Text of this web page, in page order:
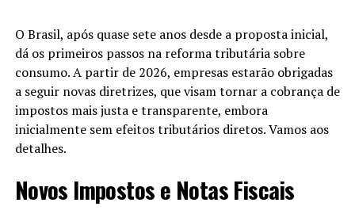
diretrizes para o tratamento de síndromes como
fibromialgia, fadiga crônica e dor regional aguda pelo
Sistema Único de Saúde (SUS). Essa mudança em um
contexto mais amplo demonstra o comprometimento
do governo em abordar questões de saúde e inclusão das
pessoas com doenças síndromicas.
O projeto que culminou na nova legislação, conhecido
O Brasil, após quase sete anos desde a proposta inicial,
dá os primeiros passos na reforma tributária sobre
consumo. A partir de 2026, empresas estarão obrigadas
a seguir novas diretrizes, que visam tornar a cobrança de
impostos mais justa e transparente, embora
inicialmente sem efeitos tributários diretos. Vamos aos
detalhes.
Novos Impostos e Notas Fiscais